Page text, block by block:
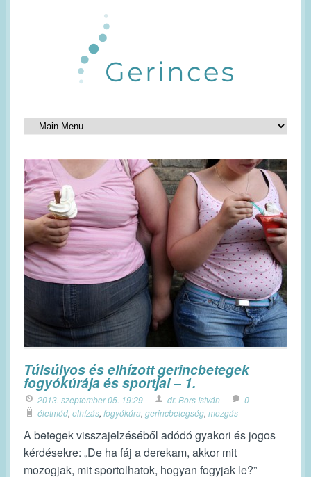
Túlsúlyos és elhízott gerincbetegek
fogyókúrája és sportjai – 1.
2013. szeptember 05. 19:29 dr. Bors István
0
életmód, elhízás, fogyókúra, gerincbetegség, mozgás
A betegek visszajelzéséből adódó gyakori és jogos
kérdésekre: „De ha fáj a derekam, akkor mit
mozogjak, mit sportolhatok, hogyan fogyjak le?”